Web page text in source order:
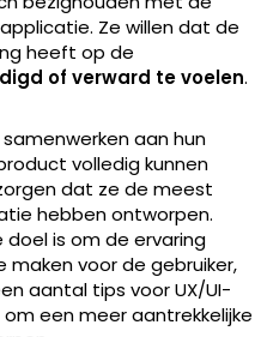
Ze willen dat de
heeft op de
of verward te voelen.
aan hun
volledig kunnen
dat ze de meest
hebben ontworpen.
is om de ervaring
maken voor de gebruiker,
aantal tips voor UX/UI-
een meer aantrekkelijke